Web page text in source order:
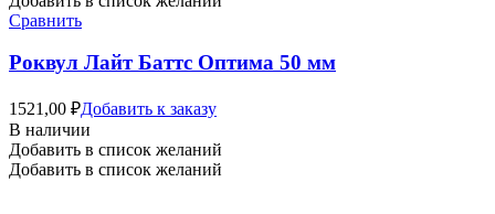
Сравнить
Роквул Лайт Баттс Оптима 50 мм
1521,00 ₽Добавить к заказу
В наличии
Добавить в список желаний
Добавить в список желаний